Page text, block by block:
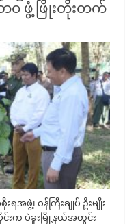
ဝ ဖွံ့ဖြိုးတိုးတက်
ဖွဲ့၊ ဝန်ကြီးချုပ် ဦးမျိုး
းက ပဲခူးမြို့နယ်အတွင်း